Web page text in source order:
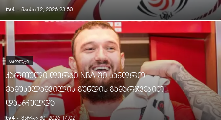
tv4 - მაისი 12, 2026 23:50
ᲡᲞᲝᲠᲢᲘ
ქართული დერბი NBA-ში სანდრო
მამუკელაშვილის გუნდის გამარჯვებით
დასრულდა
tv4 - მარტი 30, 2026 14:02